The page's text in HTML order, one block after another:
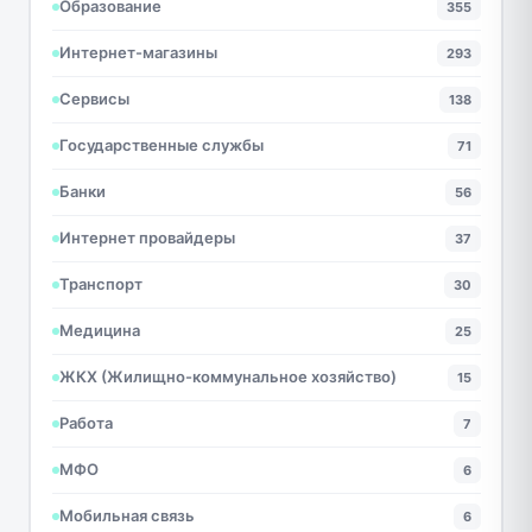
Образование 355
Интернет-магазины 293
Сервисы 138
Государственные службы 71
Банки 56
Интернет провайдеры 37
Транспорт 30
Медицина 25
ЖКХ (Жилищно-коммунальное хозяйство) 15
Работа 7
МФО 6
Мобильная связь 6